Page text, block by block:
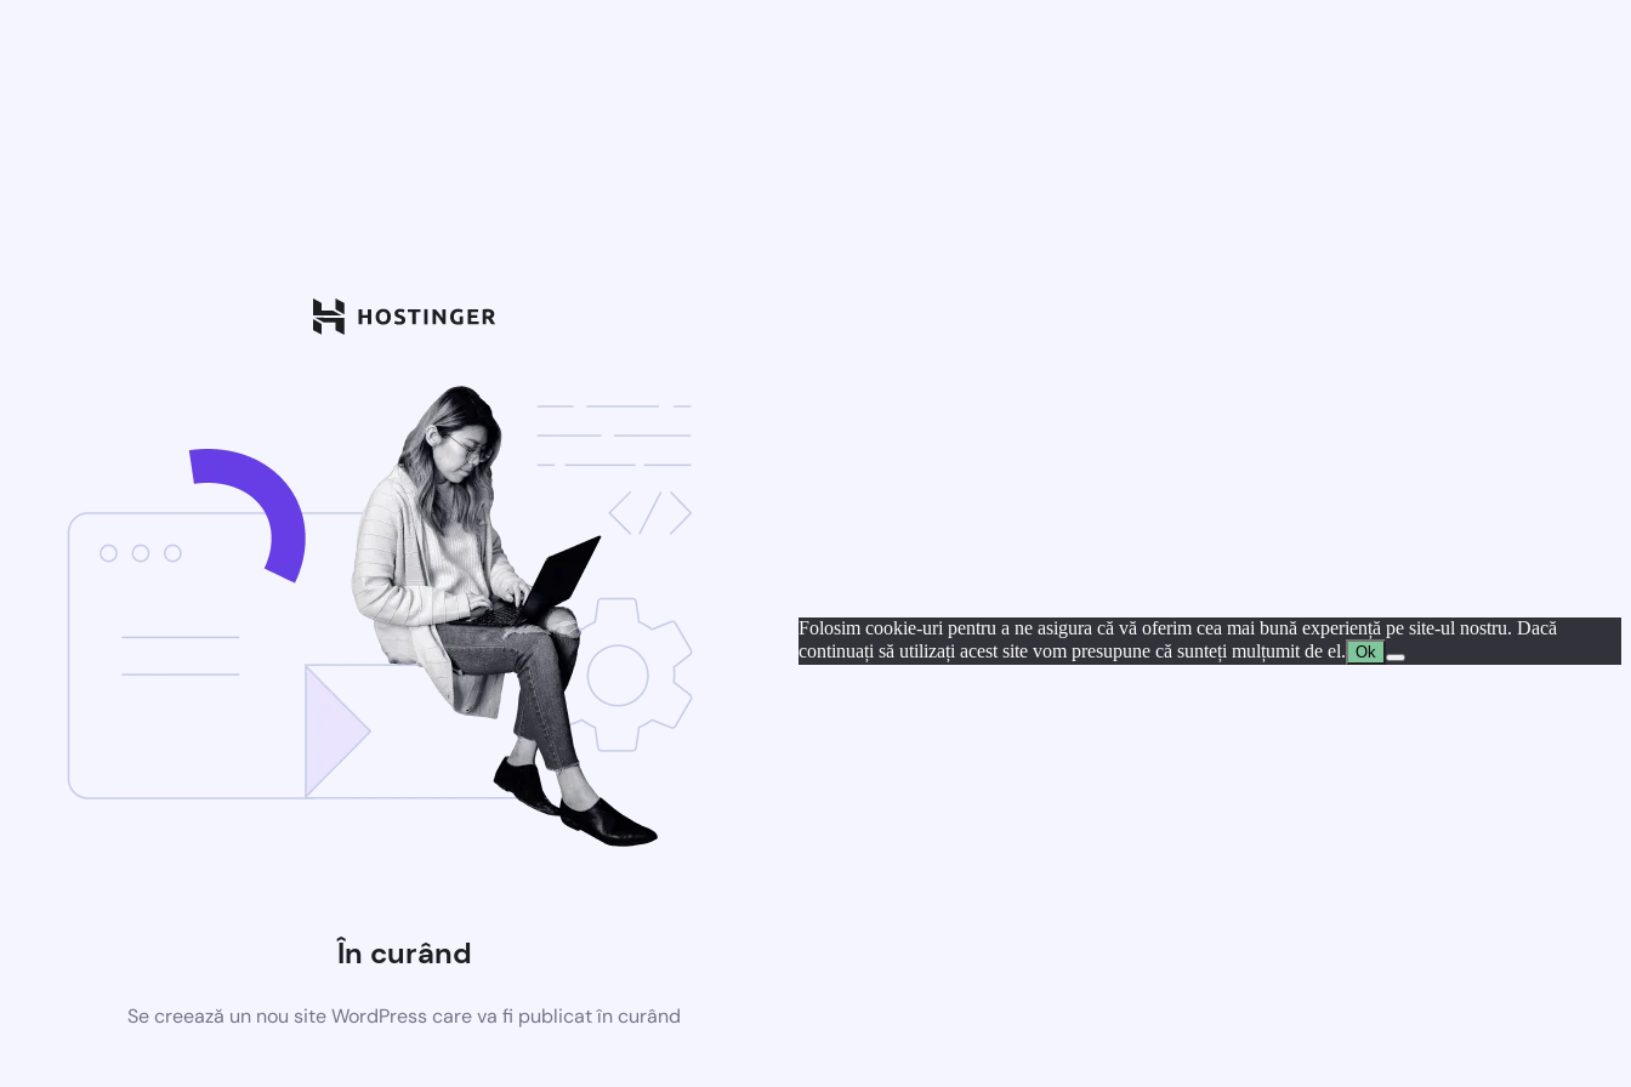
În curând
Se creează un nou site WordPress care va fi publicat în curând
Folosim cookie-uri pentru a ne asigura că vă oferim cea mai bună experiență pe site-ul nostru. Dacă
continuați să utilizați acest site vom presupune că sunteți mulțumit de el. Ok